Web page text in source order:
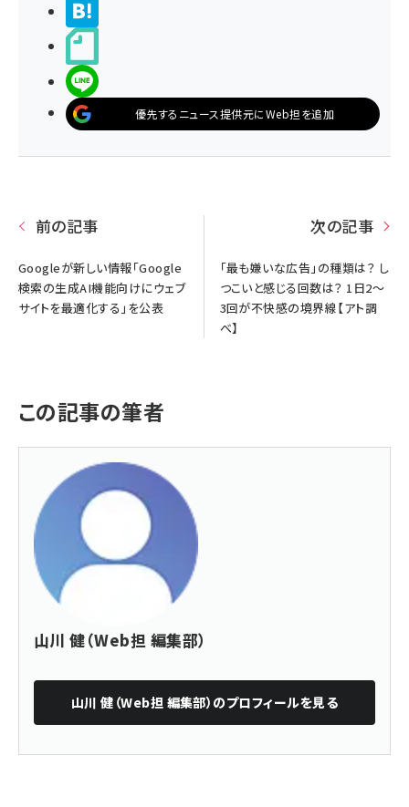
優先するニュース提供元にWeb担を追加
前の記事
Googleが新しい情報「Google
検索の生成AI機能向けにウェブ
サイトを最適化する」を公表
次の記事
「最も嫌いな広告」の種類は？ し
つこいと感じる回数は？ 1日2〜
3回が不快感の境界線【アト調
べ】
この記事の筆者
山川 健（Web担 編集部）
山川 健（Web担 編集部） のプロフィールを見る